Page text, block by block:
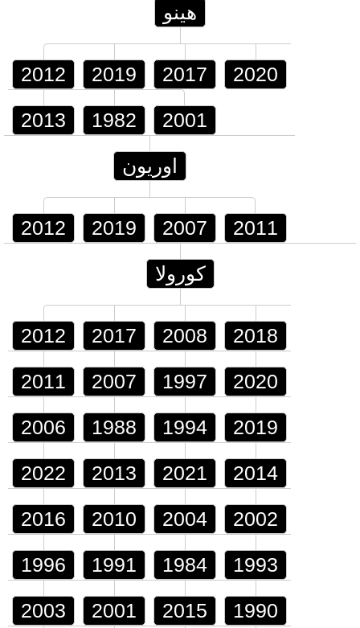
هينو
2012 2019 2017 2020
2013 1982 2001
اوريون
2012 2019 2007 2011
كورولا
2012 2017 2008 2018
2011 2007 1997 2020
2006 1988 1994 2019
2022 2013 2021 2014
2016 2010 2004 2002
1996 1991 1984 1993
2003 2001 2015 1990